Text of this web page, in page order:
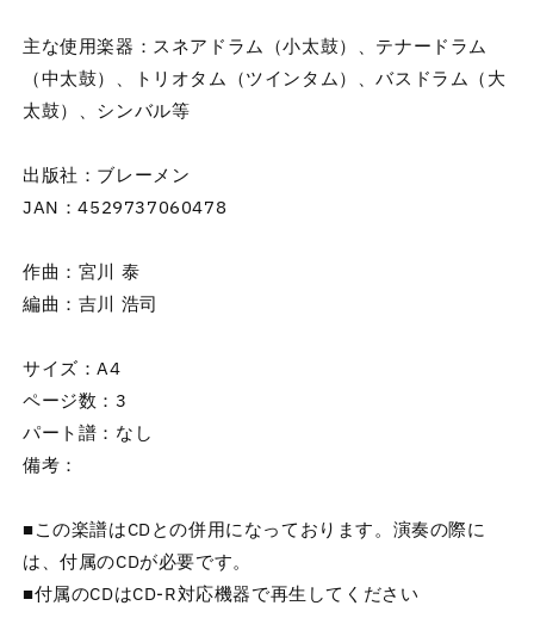
ト
の
数
量
減
ら
ト
の
数
量
増
や
主な使用楽器：スネアドラム（小太鼓）、テナードラム
（中太鼓）、トリオタム（ツインタム）、バスドラム（大
太鼓）、シンバル等
出版社：ブレーメン
JAN：4529737060478
作曲：宮川 泰
編曲：吉川 浩司
サイズ：A4
ページ数：3
パート譜：なし
備考：
■この楽譜はCDとの併用になっております。演奏の際に
は、付属のCDが必要です。
■付属のCDはCD-R対応機器で再生してください